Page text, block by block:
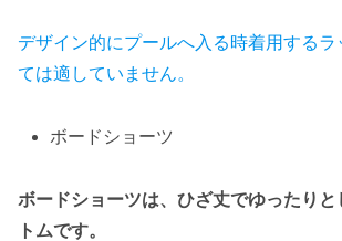
デザイン的にプールへ入る時着用するラ
ては適していません。
ボードショーツ
ボードショーツは、ひざ丈でゆったり
トムです。